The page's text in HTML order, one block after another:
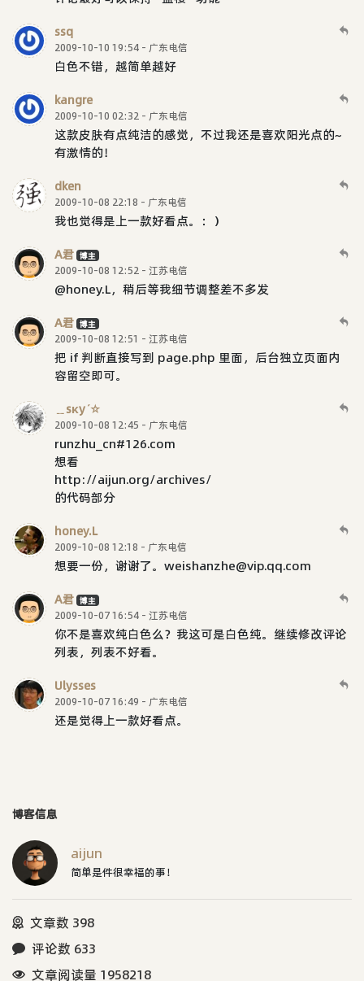
ssq
2009-10-10 19:54 - 广东电信
白色不错，越简单越好
kangre
2009-10-10 02:32 - 广东电信
这款皮肤有点纯洁的感觉，不过我还是喜欢阳光点的~
有激情的！
dken
2009-10-08 22:18 - 广东电信
我也觉得是上一款好看点。：）
A君 博主
2009-10-08 12:52 - 江苏电信
@honey.L，稍后等我细节调整差不多发
A君 博主
2009-10-08 12:51 - 江苏电信
把 if 判断直接写到 page.php 里面，后台独立页面内
容留空即可。
﹎sκyˊ☆
2009-10-08 12:45 - 广东电信
runzhu_cn#126.com
想看
http://aijun.org/archives/
的代码部分
honey.L
2009-10-08 12:18 - 广东电信
想要一份，谢谢了。weishanzhe@vip.qq.com
A君 博主
2009-10-07 16:54 - 江苏电信
你不是喜欢纯白色么？我这可是白色纯。继续修改评论
列表，列表不好看。
Ulysses
2009-10-07 16:49 - 广东电信
还是觉得上一款好看点。
博客信息
aijun
简单是件很幸福的事！
文章数 398
评论数 633
文章阅读量 1958218